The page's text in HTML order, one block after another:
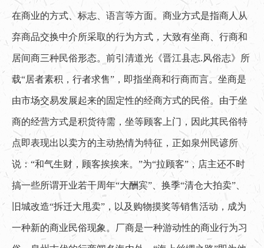
在商业的方式、标志、语言等方面。商业方式是指商人从
弃商品交换中介所采取的行为方式，大致有坐商、行商和
居间商三种民俗形态。前引清道光《晋江县志.风俗志》所
载“居者素积，行者求售”，即指坐商和行商而言。坐商是
由市场交易发展起来的固定性的经商方式的民俗。由于坐
商的经营方式是积货待需，坐等顾客上门，因此其民俗特
点即表现出以卖方的主动热情为特征，正如泉州民谚所
说：“和气生财，顾客挨挨来。”为“拉顾客”，店主还不时
搞一些所谓开业若干周年“大酬宾”、换季“清仓大拍卖”、
旧城改造“拆迁大甩卖”，以及购物摸奖等销售活动，成为
一种新的商业民俗现象。厂商是一种游动性的商业行为习